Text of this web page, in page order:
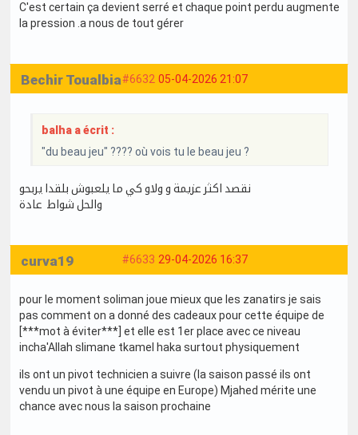
C'est certain ça devient serré et chaque point perdu augmente
la pression .a nous de tout gérer
#6632 05-04-2026 21:07
Bechir Toualbia
balha a écrit :
"du beau jeu" ???? où vois tu le beau jeu ?
نقصد اكثر عزيمة و ولاو كي ما يلعبوش بلقدا يربحو
والحل شواط عادة
#6633 29-04-2026 16:37
curva19
pour le moment soliman joue mieux que les zanatirs je sais
pas comment on a donné des cadeaux pour cette équipe de
[***mot à éviter***] et elle est 1er place avec ce niveau
incha'Allah slimane tkamel haka surtout physiquement
ils ont un pivot technicien a suivre (la saison passé ils ont
vendu un pivot à une équipe en Europe) Mjahed mérite une
chance avec nous la saison prochaine